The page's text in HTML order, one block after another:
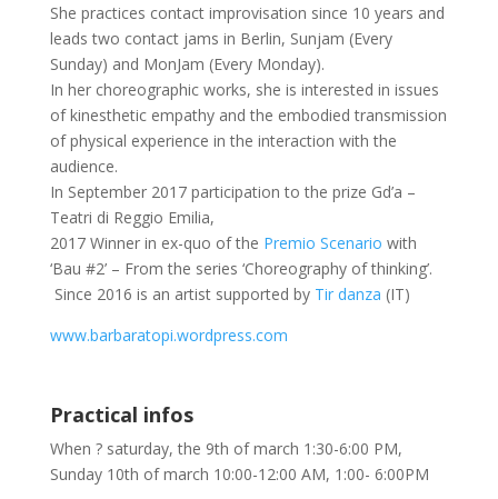
She practices contact improvisation since 10 years and
leads two contact jams in Berlin, Sunjam (Every
Sunday) and MonJam (Every Monday).
In her choreographic works, she is interested in issues
of kinesthetic empathy and the embodied transmission
of physical experience in the interaction with the
audience.
In September 2017 participation to the prize Gd’a –
Teatri di Reggio Emilia,
2017 Winner in ex-quo of the Premio Scenario with
‘Bau #2’ – From the series ‘Choreography of thinking’.
Since 2016 is an artist supported by Tir danza (IT)
www.barbaratopi.wordpress.com
Practical infos
When ? saturday, the 9th of march 1:30-6:00 PM,
Sunday 10th of march 10:00-12:00 AM, 1:00- 6:00PM